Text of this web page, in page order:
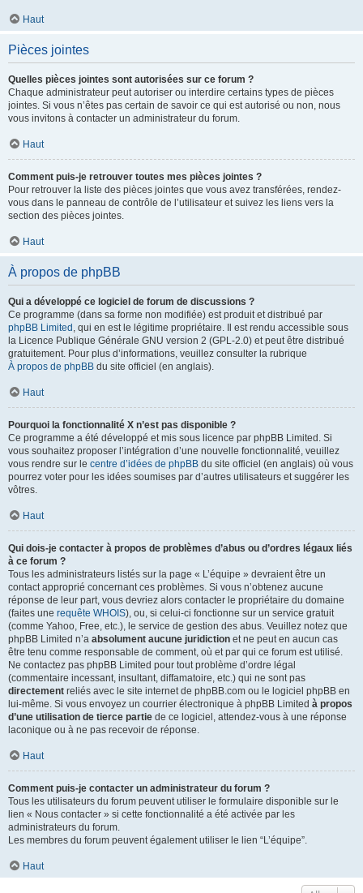
Haut
Pièces jointes
Quelles pièces jointes sont autorisées sur ce forum ?
Chaque administrateur peut autoriser ou interdire certains types de pièces
jointes. Si vous n’êtes pas certain de savoir ce qui est autorisé ou non, nous
vous invitons à contacter un administrateur du forum.
Haut
Comment puis-je retrouver toutes mes pièces jointes ?
Pour retrouver la liste des pièces jointes que vous avez transférées, rendez-
vous dans le panneau de contrôle de l’utilisateur et suivez les liens vers la
section des pièces jointes.
Haut
À propos de phpBB
Qui a développé ce logiciel de forum de discussions ?
Ce programme (dans sa forme non modifiée) est produit et distribué par
phpBB Limited , qui en est le légitime propriétaire. Il est rendu accessible sous
la Licence Publique Générale GNU version 2 (GPL-2.0) et peut être distribué
gratuitement. Pour plus d’informations, veuillez consulter la rubrique
À propos de phpBB du site officiel (en anglais).
Haut
Pourquoi la fonctionnalité X n’est pas disponible ?
Ce programme a été développé et mis sous licence par phpBB Limited. Si
vous souhaitez proposer l’intégration d’une nouvelle fonctionnalité, veuillez
vous rendre sur le centre d’idées de phpBB du site officiel (en anglais) où vous
pourrez voter pour les idées soumises par d’autres utilisateurs et suggérer les
vôtres.
Haut
Qui dois-je contacter à propos de problèmes d’abus ou d’ordres légaux liés
à ce forum ?
Tous les administrateurs listés sur la page « L’équipe » devraient être un
contact approprié concernant ces problèmes. Si vous n’obtenez aucune
réponse de leur part, vous devriez alors contacter le propriétaire du domaine
(faites une requête WHOIS), ou, si celui-ci fonctionne sur un service gratuit
(comme Yahoo, Free, etc.), le service de gestion des abus. Veuillez notez que
phpBB Limited n’a absolument aucune juridiction et ne peut en aucun cas
être tenu comme responsable de comment, où et par qui ce forum est utilisé.
Ne contactez pas phpBB Limited pour tout problème d’ordre légal
(commentaire incessant, insultant, diffamatoire, etc.) qui ne sont pas
directement reliés avec le site internet de phpBB.com ou le logiciel phpBB en
lui-même. Si vous envoyez un courrier électronique à phpBB Limited à propos
d’une utilisation de tierce partie de ce logiciel, attendez-vous à une réponse
laconique ou à ne pas recevoir de réponse.
Haut
Comment puis-je contacter un administrateur du forum ?
Tous les utilisateurs du forum peuvent utiliser le formulaire disponible sur le
lien « Nous contacter » si cette fonctionnalité a été activée par les
administrateurs du forum.
Les membres du forum peuvent également utiliser le lien “L’équipe”.
Haut